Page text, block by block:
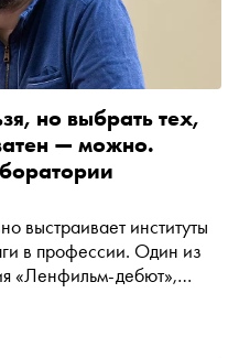
но выбрать тех,
— можно.
выстраивает институты
в профессии. Один из
«Ленфильм-дебют»,
с опытными